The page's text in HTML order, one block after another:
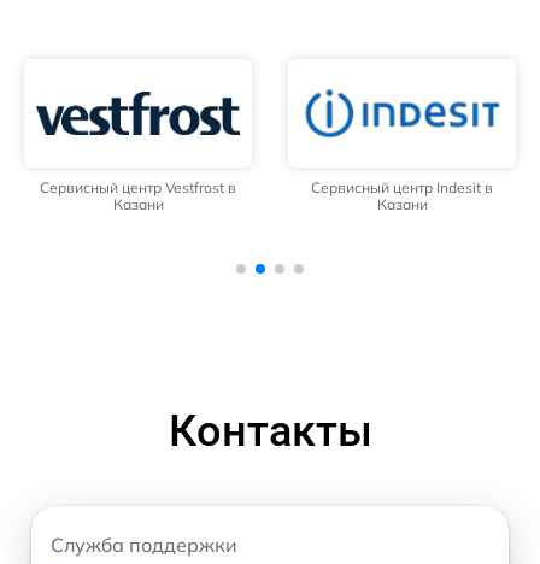
Сервисный центр Vestfrost в
Казани
Сервисный центр Indesit в
Казани
Контакты
Служба поддержки